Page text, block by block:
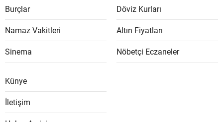
Burçlar
Namaz Vakitleri
Sinema
Döviz Kurları
Altın Fiyatları
Nöbetçi Eczaneler
Künye
İletişim